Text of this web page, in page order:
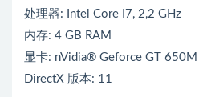
处理器: Intel Core I7, 2,2 GHz
内存: 4 GB RAM
显卡: nVidia® Geforce GT 650M
DirectX 版本: 11